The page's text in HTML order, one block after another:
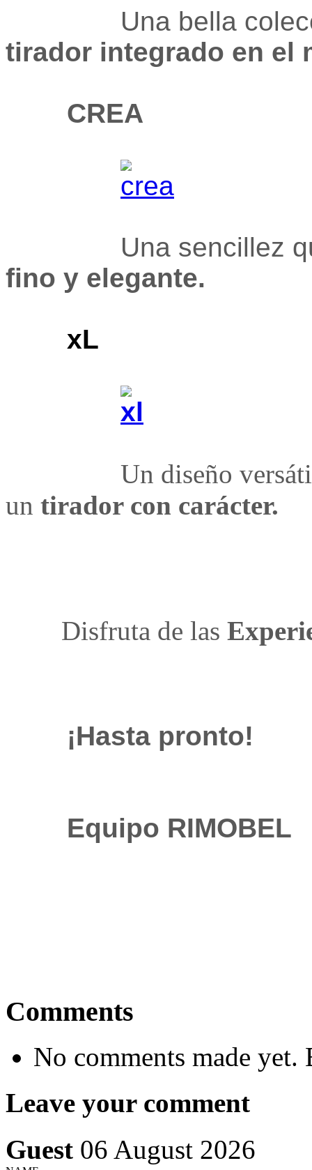
Una bella
tirador integrado en el
CREA
Una sencillez que
fino y elegante.
xL
Un diseño
un tirador con carácter.
Disfruta de las
¡Hasta pronto!
Equipo RIMOBEL
Comments
No comments made
Leave your comment
Guest 06 August 2026